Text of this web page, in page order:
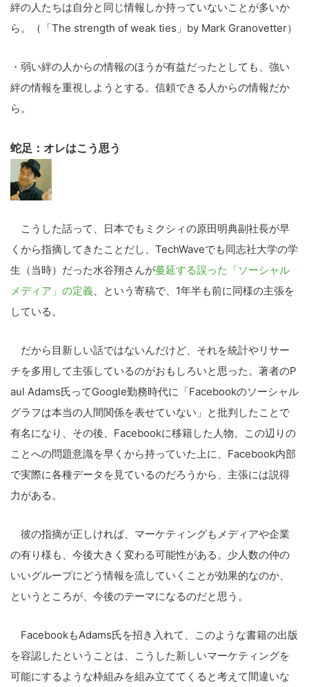
絆の人たちは自分と同じ情報しか持っていないことが多いか
ら。（「The strength of weak ties」by Mark Granovetter）
・弱い絆の人からの情報のほうが有益だったとしても、強い
絆の情報を重視しようとする。信頼できる人からの情報だか
ら。
蛇足：オレはこう思う
こうした話って、日本でもミクシィの原田明典副社長が早
くから指摘してきたことだし、TechWaveでも同志社大学の学
生（当時）だった水谷翔さんが蔓延する誤った「ソーシャル
メディア」の定義、という寄稿で、1年半も前に同様の主張を
している。
だから目新しい話ではないんだけど、それを統計やリサー
チを多用して主張しているのがおもしろいと思った。著者のP
aul Adams氏ってGoogle勤務時代に「Facebookのソーシャル
グラフは本当の人間関係を表せていない」と批判したことで
有名になり、その後、Facebookに移籍した人物。この辺りの
ことへの問題意識を早くから持っていた上に、Facebook内部
で実際に各種データを見ているのだろうから、主張には説得
力がある。
彼の指摘が正しければ、マーケティングもメディアや企業
の有り様も、今後大きく変わる可能性がある。少人数の仲の
いいグループにどう情報を流していくことが効果的なのか、
というところが、今後のテーマになるのだと思う。
FacebookもAdams氏を招き入れて、このような書籍の出版
を容認したということは、こうした新しいマーケティングを
可能にするような枠組みを組み立ててくると考えて間違いな